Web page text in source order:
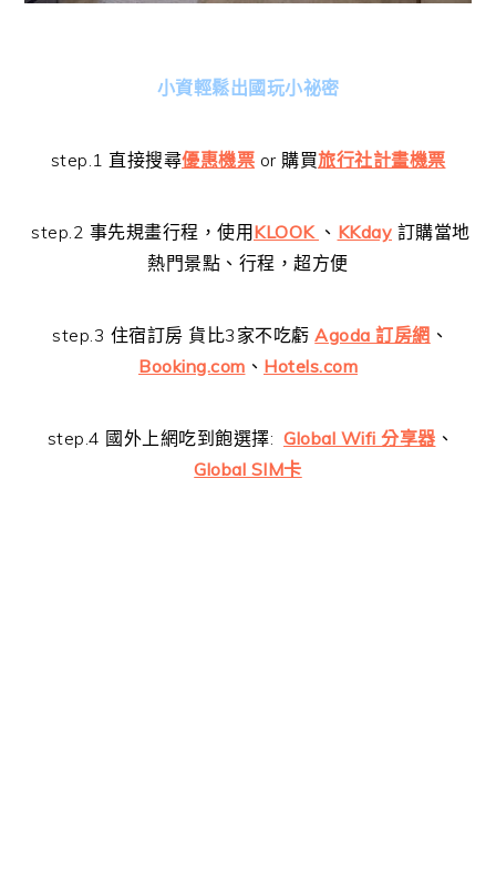
小資輕鬆出國玩小祕密
step.1 直接搜尋優惠機票 or 購買旅行社計畫機票
step.2 事先規畫行程，使用KLOOK 、 KKday 訂購當地
熱門景點、行程，超方便
step.3 住宿訂房 貨比3家不吃虧Agoda 訂房網 、
Booking.com 、 Hotels.com
step.4 國外上網吃到飽選擇: Global Wifi 分享器 、
Global SIM卡